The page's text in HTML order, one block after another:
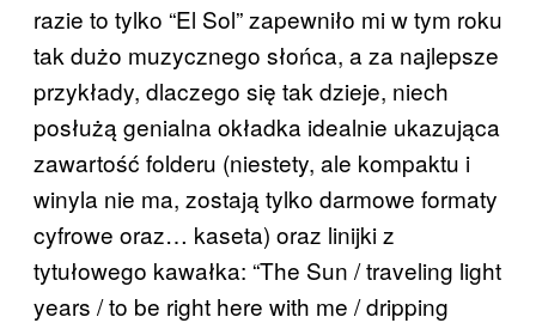
razie to tylko “El Sol” zapewniło mi w tym roku
tak dużo muzycznego słońca, a za najlepsze
przykłady, dlaczego się tak dzieje, niech
posłużą genialna okładka idealnie ukazująca
zawartość folderu (niestety, ale kompaktu i
winyla nie ma, zostają tylko darmowe formaty
cyfrowe oraz… kaseta) oraz linijki z
tytułowego kawałka: “The Sun / traveling light
years / to be right here with me / dripping